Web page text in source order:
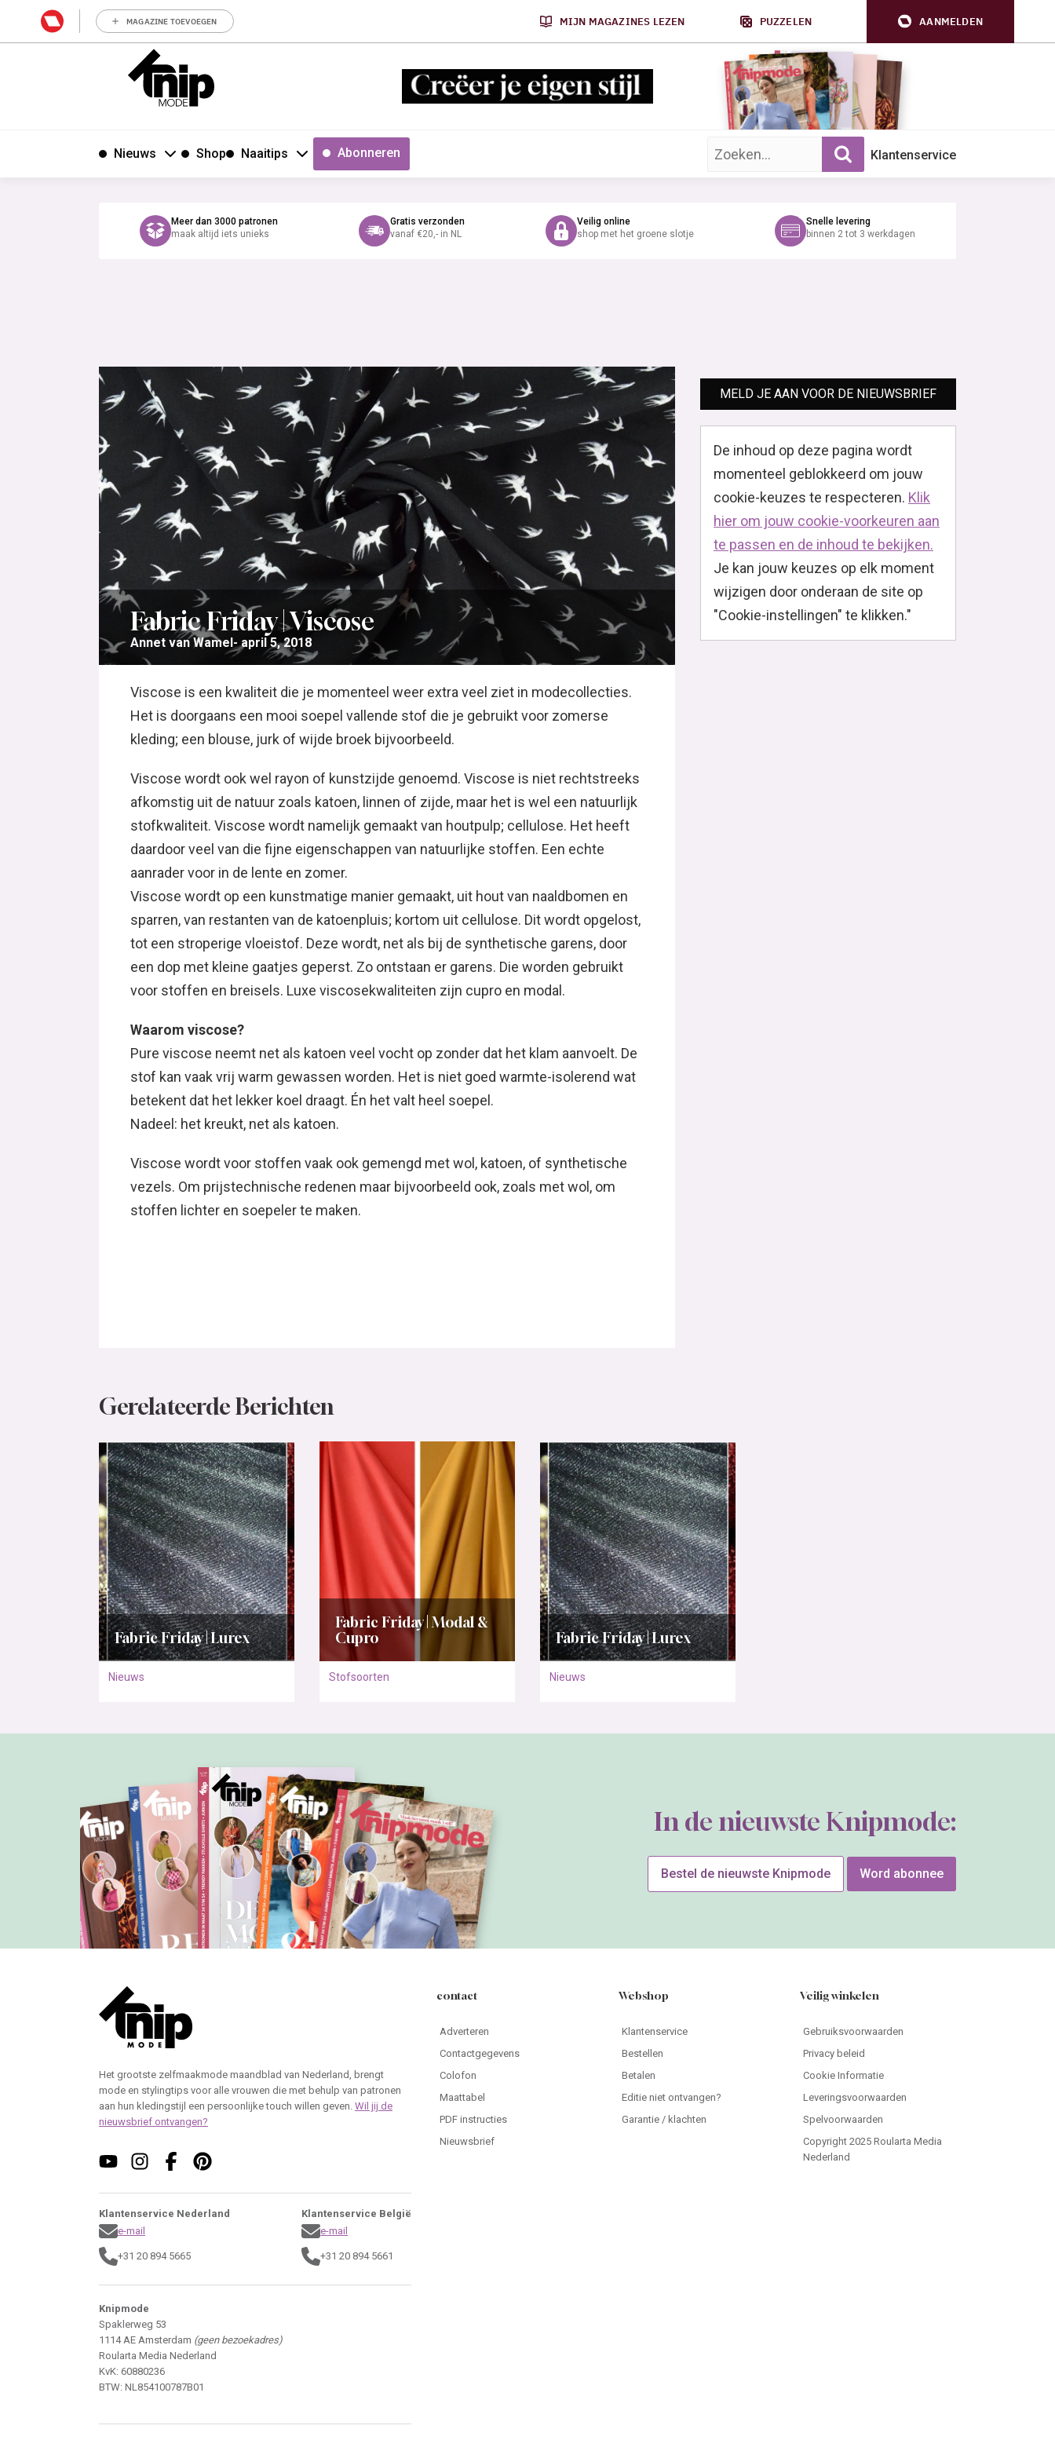
MAGAZINE TOEVOEGEN MIJN MAGAZINES LEZEN PUZZELEN AANMELDEN
Nieuws Shop Naaitips Abonneren Zoek op trefwoord: Klantenservice
Meer dan 3000 patronen
maak altijd iets unieks
Gratis verzonden
vanaf €20,- in NL
Veilig online
shop met het groene slotje
Snelle levering
binnen 2 tot 3 werkdagen
Fabric Friday | Viscose
Annet van Wamel april 5, 2018
Viscose is een kwaliteit die je momenteel weer extra veel ziet in modecollecties.
Het is doorgaans een mooi soepel vallende stof die je gebruikt voor zomerse
kleding; een blouse, jurk of wijde broek bijvoorbeeld.
Viscose wordt ook wel rayon of kunstzijde genoemd. Viscose is niet rechtstreeks
afkomstig uit de natuur zoals katoen, linnen of zijde, maar het is wel een natuurlijk
stofkwaliteit. Viscose wordt namelijk gemaakt van houtpulp; cellulose. Het heeft
daardoor veel van die fijne eigenschappen van natuurlijke stoffen. Een echte
aanrader voor in de lente en zomer.
Viscose wordt op een kunstmatige manier gemaakt, uit hout van naaldbomen en
sparren, van restanten van de katoenpluis; kortom uit cellulose. Dit wordt opgelost,
tot een stroperige vloeistof. Deze wordt, net als bij de synthetische garens, door
een dop met kleine gaatjes geperst. Zo ontstaan er garens. Die worden gebruikt
voor stoffen en breisels. Luxe viscosekwaliteiten zijn cupro en modal.
Waarom viscose?
Pure viscose neemt net als katoen veel vocht op zonder dat het klam aanvoelt. De
stof kan vaak vrij warm gewassen worden. Het is niet goed warmte-isolerend wat
betekent dat het lekker koel draagt. Én het valt heel soepel.
Nadeel: het kreukt, net als katoen.
Viscose wordt voor stoffen vaak ook gemengd met wol, katoen, of synthetische
vezels. Om prijstechnische redenen maar bijvoorbeeld ook, zoals met wol, om
stoffen lichter en soepeler te maken.
MELD JE AAN VOOR DE NIEUWSBRIEF
De inhoud op deze pagina wordt
momenteel geblokkeerd om jouw
cookie-keuzes te respecteren. Klik
hier om jouw cookie-voorkeuren aan
te passen en de inhoud te bekijken.
Je kan jouw keuzes op elk moment
wijzigen door onderaan de site op
"Cookie-instellingen" te klikken."
Gerelateerde Berichten
Fabric Friday | Lurex
Nieuws
Fabric Friday | Modal &
Cupro
Stofsoorten
Fabric Friday | Lurex
Nieuws
In de nieuwste Knipmode:
Bestel de nieuwste Knipmode Word abonnee
Het grootste zelfmaakmode maandblad van Nederland, brengt
mode en stylingtips voor alle vrouwen die met behulp van patronen
aan hun kledingstijl een persoonlijke touch willen geven. Wil jij de
nieuwsbrief ontvangen?
Klantenservice Nederland
e-mail
+31 20 894 5665
Klantenservice België
e-mail
+31 20 894 5661
Knipmode
Spaklerweg 53
1114 AE Amsterdam (geen bezoekadres)
Roularta Media Nederland
KvK: 60880236
BTW: NL854100787B01
contact
Adverteren
Contactgegevens
Colofon
Maattabel
PDF instructies
Nieuwsbrief
Webshop
Klantenservice
Bestellen
Betalen
Editie niet ontvangen?
Garantie / klachten
Veilig winkelen
Gebruiksvoorwaarden
Privacy beleid
Cookie Informatie
Leveringsvoorwaarden
Spelvoorwaarden
Copyright 2025 Roularta Media
Nederland